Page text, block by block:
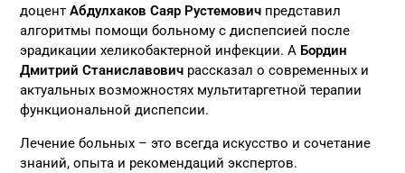
доцентАбдулхаков Саяр Рустемович представил
алгоритмы помощи больному с диспепсией после
эрадикации хеликобактерной инфекции. А Бордин
Дмитрий Станиславович рассказал о современных и
актуальных возможностях мультитаргетной терапии
функциональной диспепсии.
Лечение больных – это всегда искусство и сочетание
знаний, опыта и рекомендаций экспертов.